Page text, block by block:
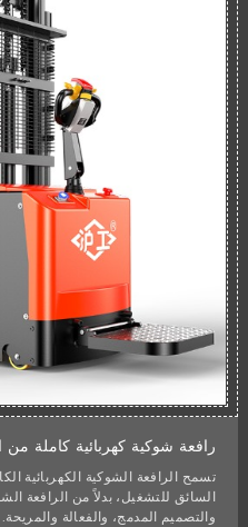
رافعة شوكية كهربائية كاملة من
تسمح الرافعة الشوكية الكهربائية
السائق للتشغيل، بدلاً من الرافعة
والتصميم المدمج، والفعالة والمريحة.